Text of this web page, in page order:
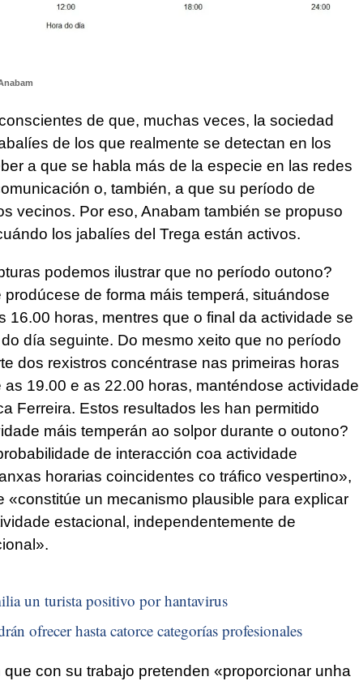
de que, muchas veces, la sociedad
de los que realmente se detectan en los
a que se habla más de la especie en las redes
o, también, a que su período de
vecinos. Por eso, Anabam también se propuso
los jabalíes del Trega están activos.
podemos ilustrar que no período outono?
de forma máis temperá, situándose
16.00 horas, mentres que o final da actividade se
día seguinte. Do mesmo xeito que no período
dos rexistros concéntrase nas primeiras horas
19.00 e as 22.00 horas, manténdose actividade
Ferreira. Estos resultados les han permitido
máis temperán ao solpor durante o outono?
de interacción coa actividade
horarias coincidentes co tráfico vespertino»,
«constitúe un mecanismo plausible para explicar
estacional, independentemente de
».
un turista positivo por hantavirus
ofrecer hasta catorce categorías profesionales
con su trabajo pretenden «proporcionar unha